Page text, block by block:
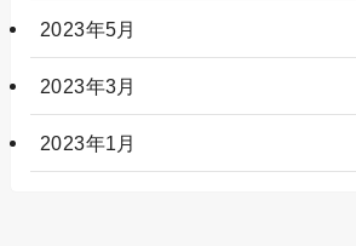
2023年5月
2023年3月
2023年1月